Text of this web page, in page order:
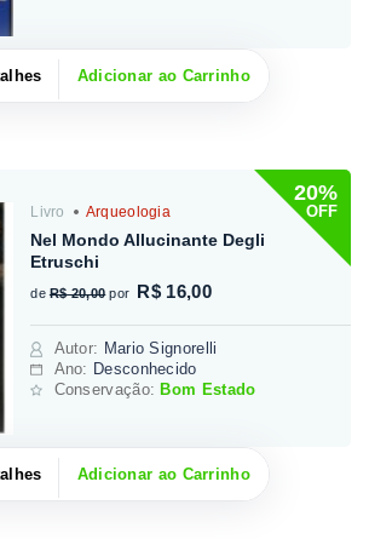
Adicionar ao Carrinho
20%
OFF
Livro Arqueologia
Nel Mondo Allucinante Degli
Etruschi
de R$ 20,00 por R$ 16,00
Autor: Mario Signorelli
Ano: Desconhecido
Conservação:Bom Estado
Adicionar ao Carrinho